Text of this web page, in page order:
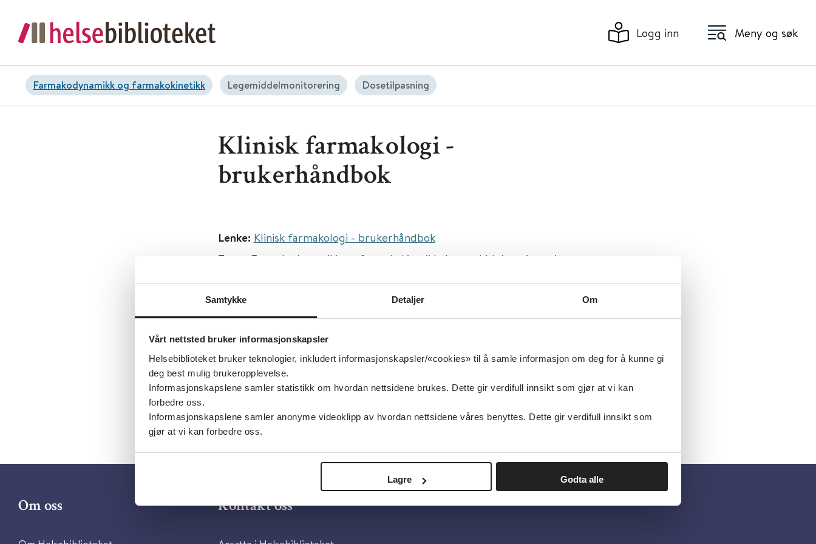
Samtykke Detaljer Om
Vårt nettsted bruker informasjonskapsler
Helsebiblioteket bruker teknologier, inkludert informasjonskapsler/«cookies» til å samle informasjon om deg for å kunne gi
deg best mulig brukeropplevelse.
Informasjonskapslene samler statistikk om hvordan nettsidene brukes. Dette gir verdifull innsikt som gjør at vi kan
forbedre oss.
Informasjonskapslene samler anonyme videoklipp av hvordan nettsidene våres benyttes. Dette gir verdifull innsikt som
gjør at vi kan forbedre oss.
Lagre Godta alle
Logg inn Meny og søk
Farmakodynamikk og farmakokinetikk Legemiddelmonitorering Dosetilpasning
Klinisk farmakologi -
brukerhåndbok
Lenke: Klinisk farmakologi - brukerhåndbok
Tema: Farmakodynamikk og farmakokinetikk, Legemiddelmonitorering,
Emner: Farmakologi, Individuell tilpasning
Dokumenttype:Ressurser på nett
Utgiver:Oslo Universitetssykehus
Språk:Norsk
Om oss Kontakt oss